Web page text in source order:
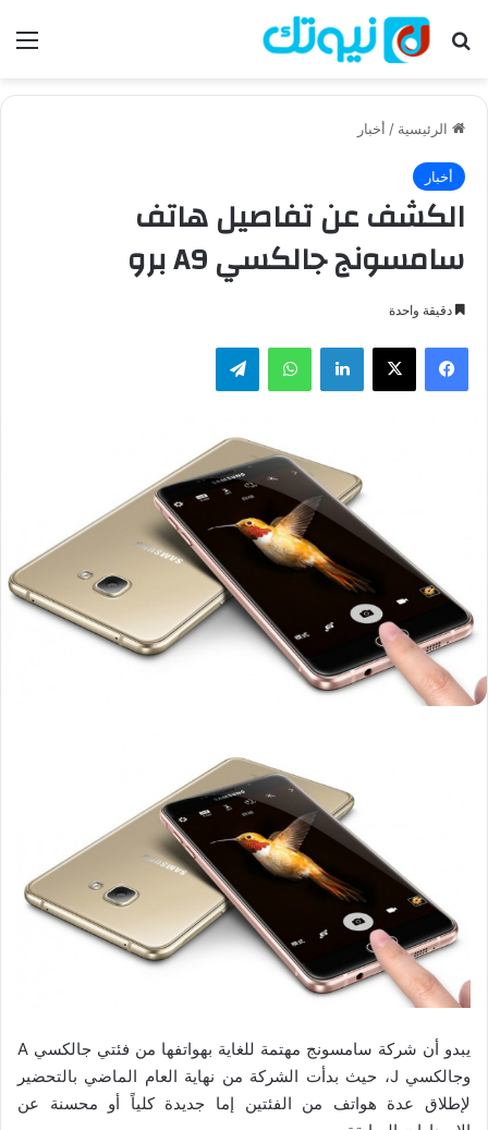
بحث عن
الرئيسية / أخبار
أخبار
الكشف عن تفاصيل هاتف
سامسونج جالكسي A9 برو
دقيقة واحدة
فيسبوك لينكدإن واتساب
يبدو أن شركة سامسونج مهتمة للغاية بهواتفها من فئتي جالكسي A
وجالكسي J، حيث بدأت الشركة من نهاية العام الماضي بالتحضير
لإطلاق عدة هواتف من الفئتين إما جديدة كلياً أو محسنة عن